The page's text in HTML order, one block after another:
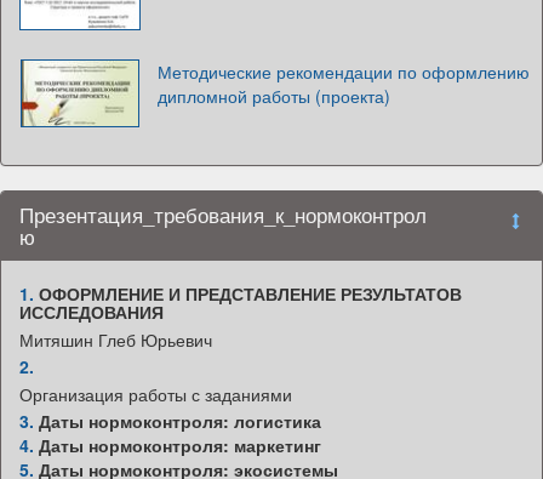
Методические рекомендации по оформлению
дипломной работы (проекта)
Презентация_требования_к_нормоконтрол
ю
1. ОФОРМЛЕНИЕ И ПРЕДСТАВЛЕНИЕ РЕЗУЛЬТАТОВ
ИССЛЕДОВАНИЯ
Митяшин Глеб Юрьевич
2.
Организация работы с заданиями
3. Даты нормоконтроля: логистика
4. Даты нормоконтроля: маркетинг
5. Даты нормоконтроля: экосистемы